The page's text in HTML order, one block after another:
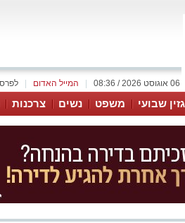
המייל האדום 06 אוגוסט 2026 / 08:36
שבועי משפט נשים צרכנות